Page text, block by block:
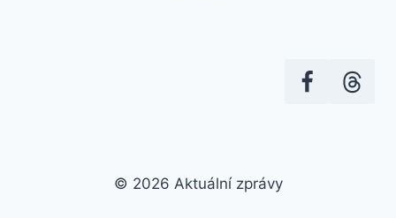
© 2026 Aktuální zprávy